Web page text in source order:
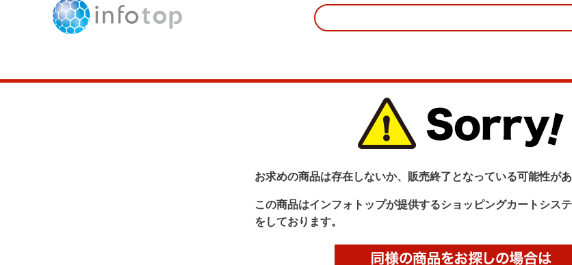
お求めの商品は存在しないか、販売終了となっている可能性があ
この商品はインフォトップが提供するショッピングカートシス
をしております。